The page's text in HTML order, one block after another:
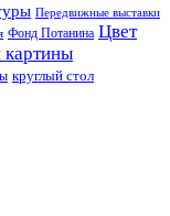
Передвижные выставки
Фонд Потанина Цвет
картины
круглый стол